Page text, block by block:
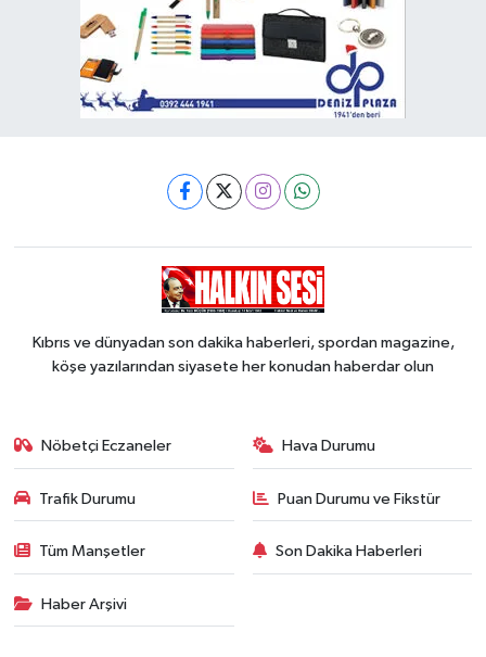
Kıbrıs ve dünyadan son dakika haberleri, spordan magazine,
köşe yazılarından siyasete her konudan haberdar olun
Nöbetçi Eczaneler Hava Durumu
Trafik Durumu Puan Durumu ve Fikstür
Tüm Manşetler Son Dakika Haberleri
Haber Arşivi